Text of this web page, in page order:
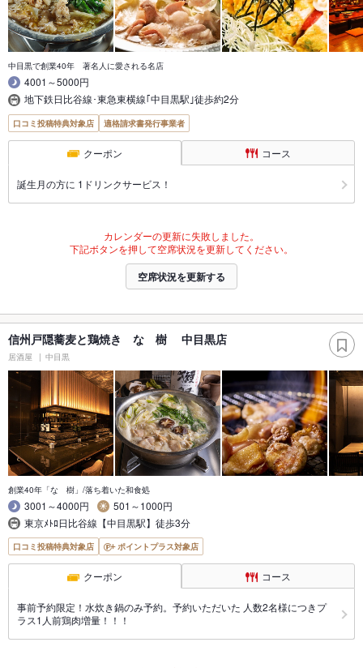
中目黒で創業40年 著名人に愛される名店
4001～5000円
地下鉄日比谷線･東急東横線｢中目黒駅｣徒歩約2分
口コミ投稿特典対象店 適格請求書発行事業者
クーポン コース
誕生月の方に 1ドリンクサービス！
カレンダーの更新に失敗しました。
下記ボタンを押して空席状況を更新してください。
空席状況を更新する
信州戸隠蕎麦と鶏焼き なゝ樹 中目黒店
居酒屋 中目黒
創業40年「なゝ樹」/落ち着いた和食処
3001～4000円
501～1000円
東京ﾒﾄﾛ日比谷線【中目黒駅】徒歩3分
口コミ投稿特典対象店 ポイントプラス対象店
クーポン コース
事前予約限定！水炊き鍋のみ予約。予約いただいた 人数2名様につきプ
ラス1人前鶏肉増量！！！